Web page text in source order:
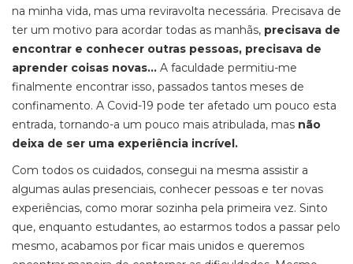
na minha vida, mas uma reviravolta necessária. Precisava de
ter um motivo para acordar todas as manhãs, precisava de
encontrar e conhecer outras pessoas, precisava de
aprender coisas novas... A faculdade permitiu-me
finalmente encontrar isso, passados tantos meses de
confinamento. A Covid-19 pode ter afetado um pouco esta
entrada, tornando-a um pouco mais atribulada, mas não
deixa de ser uma experiência incrível.
Com todos os cuidados, consegui na mesma assistir a
algumas aulas presenciais, conhecer pessoas e ter novas
experiências, como morar sozinha pela primeira vez. Sinto
que, enquanto estudantes, ao estarmos todos a passar pelo
mesmo, acabamos por ficar mais unidos e queremos